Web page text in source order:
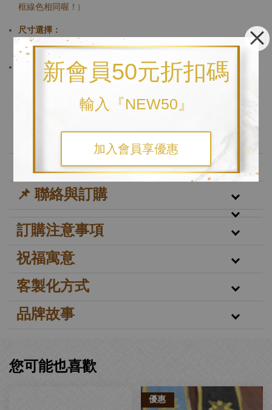
新會員50元折扣碼
輸入『NEW50』
加入會員享優惠
框線色相同喔！)
尺寸選擇：
- 寬約 10.5cm x 長約13.2cm
客製配色：『立體臺灣地圖』& 『正面-TAIWAN』 & 『背面文
字』 + 『背面黑熊造形外框 + 釦洞+卡套外包框』四個部分都可
自行選配繡線顏色
🧵 加值服務
📌 聯絡與訂購
訂購注意事項
祝福寓意
客製化方式
品牌故事
您可能也喜歡
優惠